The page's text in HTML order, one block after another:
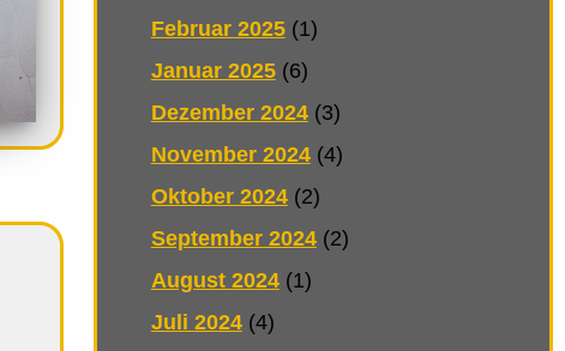
Februar 2025(1)
Januar 2025(6)
Dezember 2024(3)
November 2024(4)
Oktober 2024(2)
September 2024(2)
August 2024(1)
Juli 2024(4)